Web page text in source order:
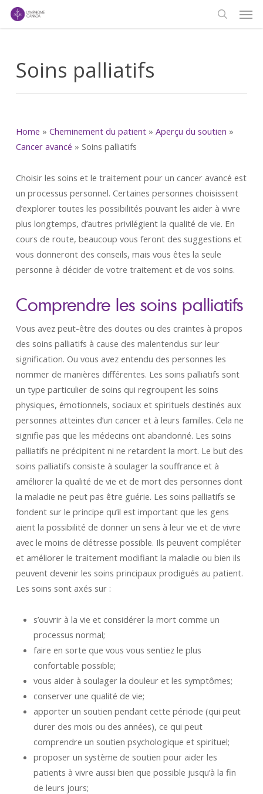
Skip
Soins palliatifs
Home » Cheminement du patient» Aperçu du soutien »
Cancer avancé » Soins palliatifs
Choisir les soins et le traitement pour un cancer avancé est
un processus personnel. Certaines personnes choisissent
d’explorer toutes les possibilités pouvant les aider à vivre
plus longtemps, d’autres privilégient la qualité de vie. En
cours de route, beaucoup vous feront des suggestions et
vous donneront des conseils, mais vous êtes la seule
personne à décider de votre traitement et de vos soins.
Comprendre les soins palliatifs
Vous avez peut-être des doutes ou des craintes à propos
des soins palliatifs à cause des malentendus sur leur
signification. Ou vous avez entendu des personnes les
nommer de manières différentes. Les soins palliatifs sont
un type particulier de soins qui regroupent les soins
physiques, émotionnels, sociaux et spirituels destinés aux
personnes atteintes d’un cancer et à leurs familles. Cela ne
signifie pas que les médecins ont abandonné. Les soins
palliatifs ne précipitent ni ne retardent la mort. Le but des
soins palliatifs consiste à soulager la souffrance et à
améliorer la qualité de vie et de mort des personnes dont
la maladie ne peut pas être guérie. Les soins palliatifs se
fondent sur le principe qu’il est important que les gens
aient la possibilité de donner un sens à leur vie et de vivre
avec le moins de détresse possible. Ils peuvent compléter
et améliorer le traitement modifiant la maladie ou bien ils
peuvent devenir les soins principaux prodigués au patient.
Les soins sont axés sur :
s’ouvrir à la vie et considérer la mort comme un
processus normal;
faire en sorte que vous vous sentiez le plus
confortable possible;
vous aider à soulager la douleur et les symptômes;
conserver une qualité de vie;
apporter un soutien pendant cette période (qui peut
durer des mois ou des années), ce qui peut
comprendre un soutien psychologique et spirituel;
proposer un système de soutien pour aider les
patients à vivre aussi bien que possible jusqu’à la fin
de leurs jours;